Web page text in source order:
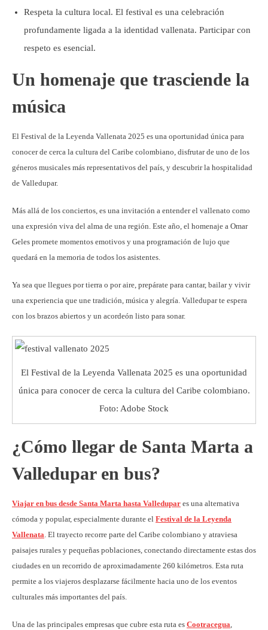
Respeta la cultura local. El festival es una celebración
profundamente ligada a la identidad vallenata. Participar con
respeto es esencial.
Un homenaje que trasciende la
música
El Festival de la Leyenda Vallenata 2025 es una oportunidad única para
conocer de cerca la cultura del Caribe colombiano, disfrutar de uno de los
géneros musicales más representativos del país, y descubrir la hospitalidad
de Valledupar.
Más allá de los conciertos, es una invitación a entender el vallenato como
una expresión viva del alma de una región. Este año, el homenaje a Omar
Geles promete momentos emotivos y una programación de lujo que
quedará en la memoria de todos los asistentes.
Ya sea que llegues por tierra o por aire, prepárate para cantar, bailar y vivir
una experiencia que une tradición, música y alegría. Valledupar te espera
con los brazos abiertos y un acordeón listo para sonar.
El Festival de la Leyenda Vallenata 2025 es una oportunidad
única para conocer de cerca la cultura del Caribe colombiano.
Foto: Adobe Stock
¿Cómo llegar de Santa Marta a
Valledupar en bus?
Viajar en bus desde Santa Marta hasta Valledupar es una alternativa
cómoda y popular, especialmente durante el Festival de la Leyenda
Vallenata. El trayecto recorre parte del Caribe colombiano y atraviesa
paisajes rurales y pequeñas poblaciones, conectando directamente estas dos
ciudades en un recorrido de aproximadamente 260 kilómetros. Esta ruta
permite a los viajeros desplazarse fácilmente hacia uno de los eventos
culturales más importantes del país.
Una de las principales empresas que cubre esta ruta es Cootracegua,